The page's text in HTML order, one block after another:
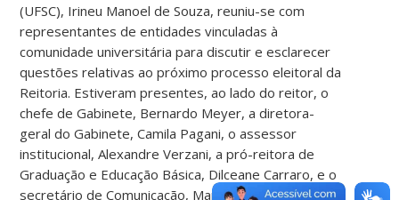
(UFSC), Irineu Manoel de Souza, reuniu-se com
representantes de entidades vinculadas à
comunidade universitária para discutir e esclarecer
questões relativas ao próximo processo eleitoral da
Reitoria. Estiveram presentes, ao lado do reitor, o
chefe de Gabinete, Bernardo Meyer, a diretora-
geral do Gabinete, Camila Pagani, o assessor
institucional, Alexandre Verzani, a pró-reitora de
Graduação e Educação Básica, Dilceane Carraro, e o
secretário de Comunicação, Marcus Paulo Pessôa.